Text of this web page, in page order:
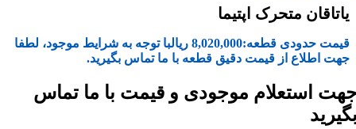
یاتاقان متحرک اپتیما
قیمت حدودی قطعه:8,020,000 ریالبا توجه به شرایط موجود، لطفا
جهت اطلاع از قیمت دقیق قطعه با ما تماس بگیرید.
استعلام موجودی و قیمت با ما تماس